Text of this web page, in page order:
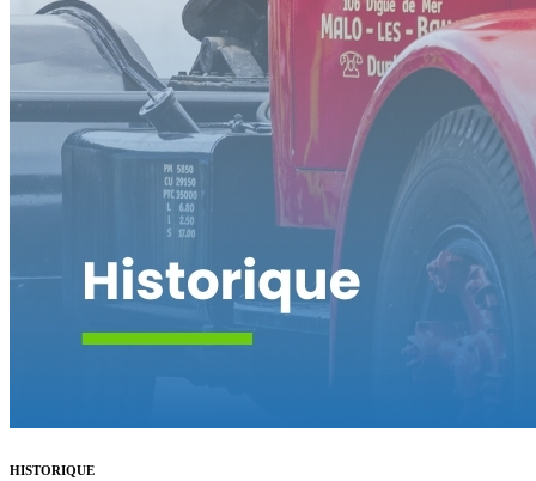
HISTORIQUE